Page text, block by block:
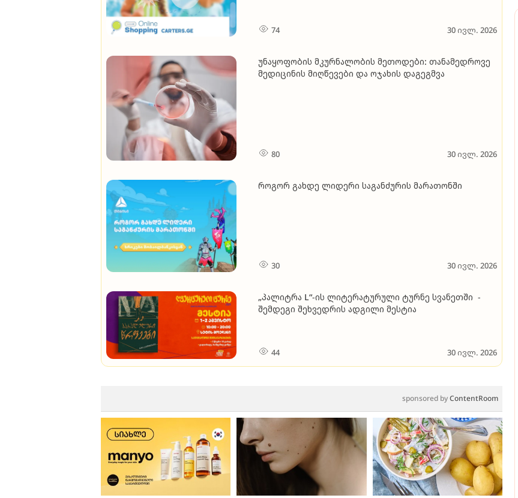
74 30 ივლ. 2026
უნაყოფობის მკურნალობის მეთოდები: თანამედროვე
მედიცინის მიღწევები და ოჯახის დაგეგმვა
80 30 ივლ. 2026
როგორ გახდე ლიდერი საგანძურის მარათონში
30 30 ივლ. 2026
„პალიტრა L“-ის ლიტერატურული ტურნე სვანეთში -
შემდეგი შეხვედრის ადგილი მესტია
44 30 ივლ. 2026
sponsored byContentRoom